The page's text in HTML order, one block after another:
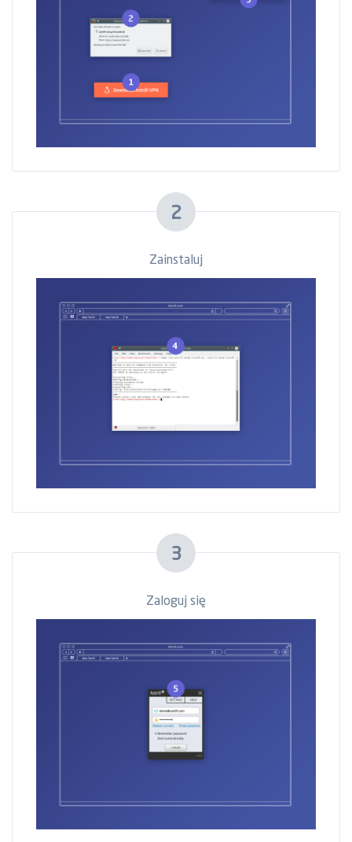
2
Zainstaluj
3
Zaloguj się